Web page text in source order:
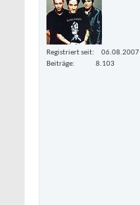
Registriert seit
06.08.2007
Beiträge
8.103